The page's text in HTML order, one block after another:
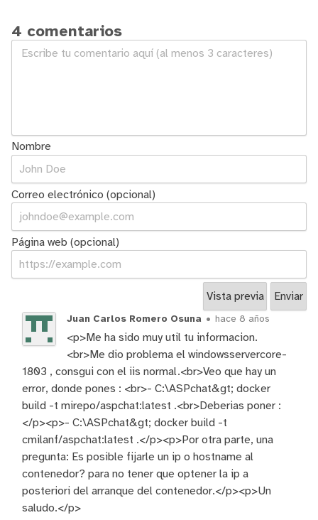
4 comentarios
Nombre
Correo electrónico (opcional)
Página web (opcional)
Juan Carlos Romero Osuna • hace 8 años
<p>Me ha sido muy util tu informacion.
<br>Me dio problema el windowsservercore-
1803 , consgui con el iis normal.<br>Veo que hay un
error, donde pones : <br>- C:\ASPchat&gt; docker
build -t mirepo/aspchat:latest .<br>Deberias poner :
</p><p>- C:\ASPchat&gt; docker build -t
cmilanf/aspchat:latest .</p><p>Por otra parte, una
pregunta: Es posible fijarle un ip o hostname al
contenedor? para no tener que optener la ip a
posteriori del arranque del contenedor.</p><p>Un
saludo.</p>